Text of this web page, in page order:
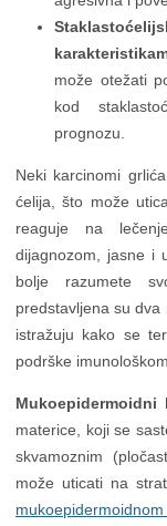
može otežati
kod
prognozu.
Neki karcinomi
ćelija, što može
reaguje na
dijagnozom, jasne i
bolje razumete
predstavljena su
istražuju kako se
podrške
Mukoepidermoidni
materice, koji se
skvamoznim
može uticati na